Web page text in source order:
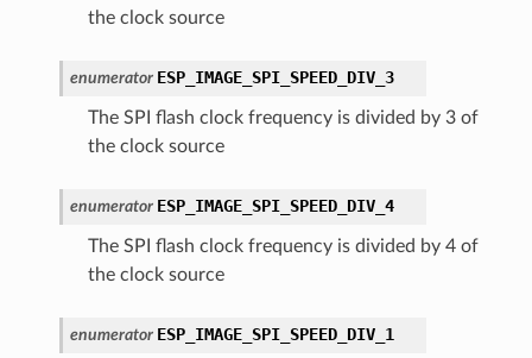
the clock source
enumerator ESP_IMAGE_SPI_SPEED_DIV_3
The SPI flash clock frequency is divided by 3 of
the clock source
enumerator ESP_IMAGE_SPI_SPEED_DIV_4
The SPI flash clock frequency is divided by 4 of
the clock source
enumerator ESP_IMAGE_SPI_SPEED_DIV_1